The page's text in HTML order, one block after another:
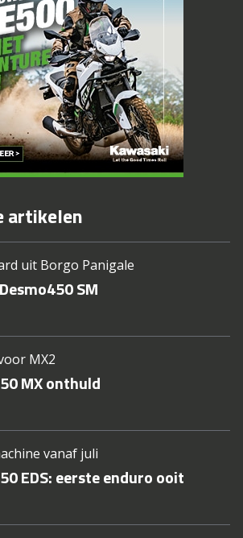
artikelen
uit Borgo Panigale
SM
MX2
MX onthuld
vanaf juli
EDS: eerste enduro ooit